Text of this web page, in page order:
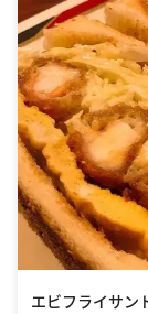
エビフライサン